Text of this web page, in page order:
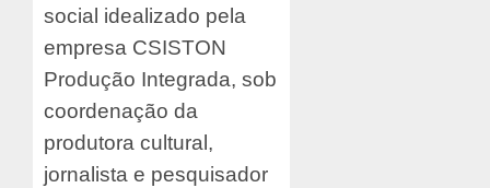
social idealizado pela
empresa CSISTON
Produção Integrada, sob
coordenação da
produtora cultural,
jornalista e pesquisador